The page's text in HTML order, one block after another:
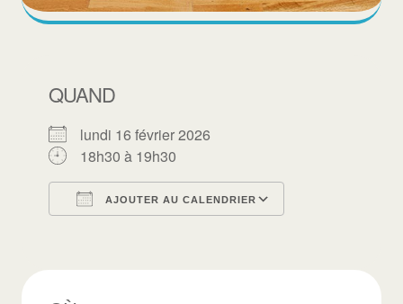
QUAND
lundi 16 février 2026
18h30 à 19h30
AJOUTER AU CALENDRIER